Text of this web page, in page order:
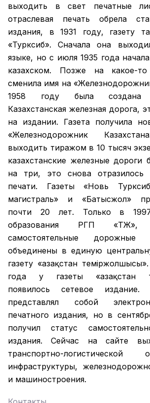
выходить в свет печатные
отраслевая печать обрела
издания, в 1931 году, газету
«Турксиб». Сначала она
языке, но с июля 1935 года
казахском. Позже на какое-
сменила имя на
1958 году была создана
Казахстанская железная дорога,
на издании. Газета получила
«Железнодорожник
выходить тиражом в 10 тысяч
казахстанские железные дороги
на три, это снова отразилось
печати. Газеты «Новь
магистраль» и «Батысжол»
почти 20 лет. Только в
образования РГП
самостоятельные
объединены в единую
газету «Қазақстан
года у газеты «Қазақстан
появилось сетевое издание.
представлял собой
печатного издания, но в
получил статус
издания. Сейчас на сайте
транспортно-
инфраструктуры,
и машиностроения.